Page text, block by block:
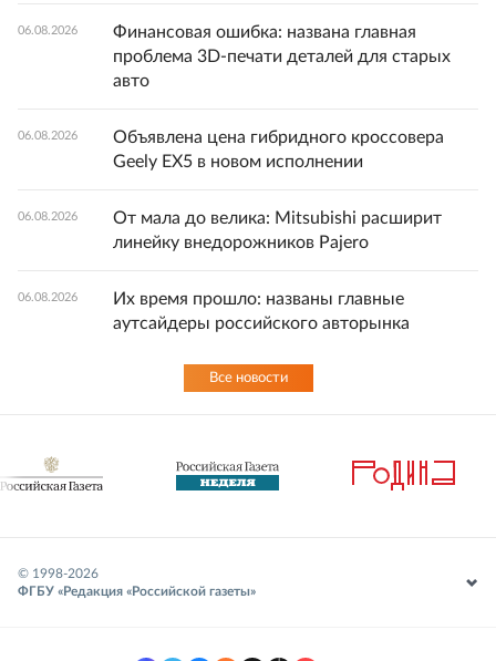
06.08.2026
Финансовая ошибка: названа главная
проблема 3D-печати деталей для старых
авто
06.08.2026
Объявлена цена гибридного кроссовера
Geely EX5 в новом исполнении
06.08.2026
От мала до велика: Mitsubishi расширит
линейку внедорожников Pajero
06.08.2026
Их время прошло: названы главные
аутсайдеры российского авторынка
Все новости
© 1998-2026
ФГБУ «Редакция «Российской газеты»